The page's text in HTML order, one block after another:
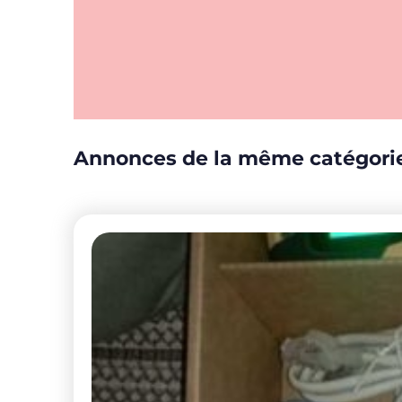
Annonces de la même